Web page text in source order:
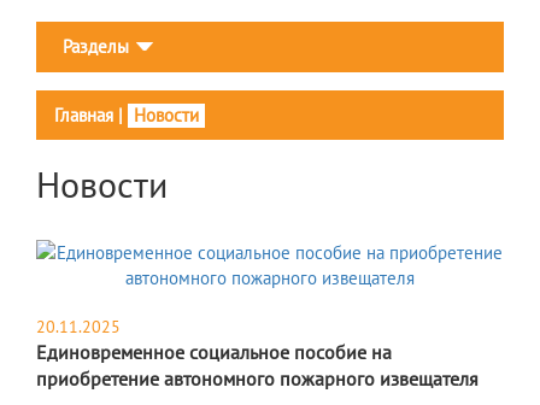
Разделы
Главная | Новости
Новости
20.11.2025
Единовременное социальное пособие на
приобретение автономного пожарного извещателя